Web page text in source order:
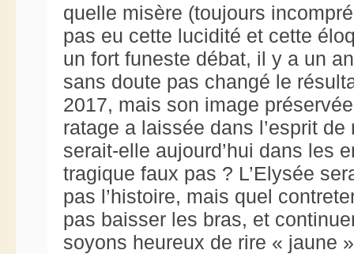
quelle misère (toujours
pas eu cette lucidité et cette
un fort funeste débat, il y a un
sans doute pas changé le
2017, mais son image
ratage a laissée dans l’esprit
serait-elle aujourd’hui dans les
tragique faux pas ? L’Elysée
pas l’histoire, mais quel
pas baisser les bras, et
soyons heureux de rire « jaune